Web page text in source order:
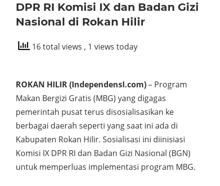
DPR RI Komisi IX dan Badan Gizi
Nasional di Rokan Hilir
16 total views , 1 views today
ROKAN HILIR (IndependensI.com)– Program
Makan Bergizi Gratis (MBG) yang digagas
pemerintah pusat terus disosialisasikan ke
berbagai daerah seperti yang saat ini ada di
Kabupaten Rokan Hilir. Sosialisasi ini diinisiasi
Komisi IX DPR RI dan Badan Gizi Nasional (BGN)
untuk memperluas implementasi program MBG.